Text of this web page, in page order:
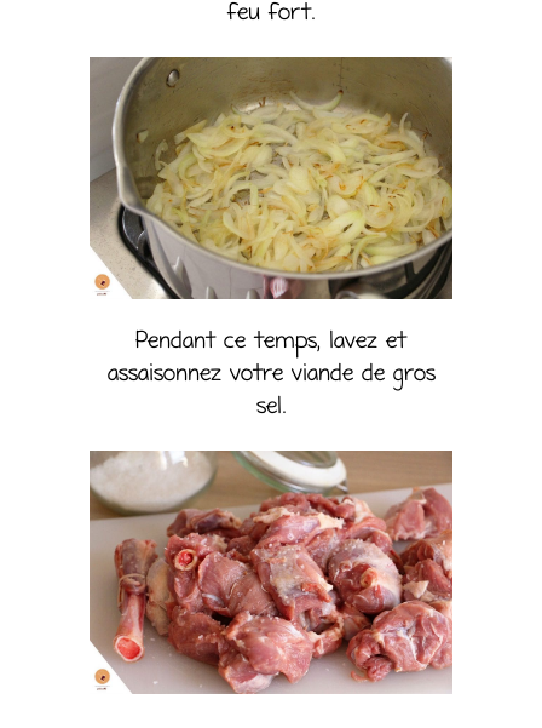
feu fort.
Pendant ce temps, lavez et
assaisonnez votre viande de gros
sel.